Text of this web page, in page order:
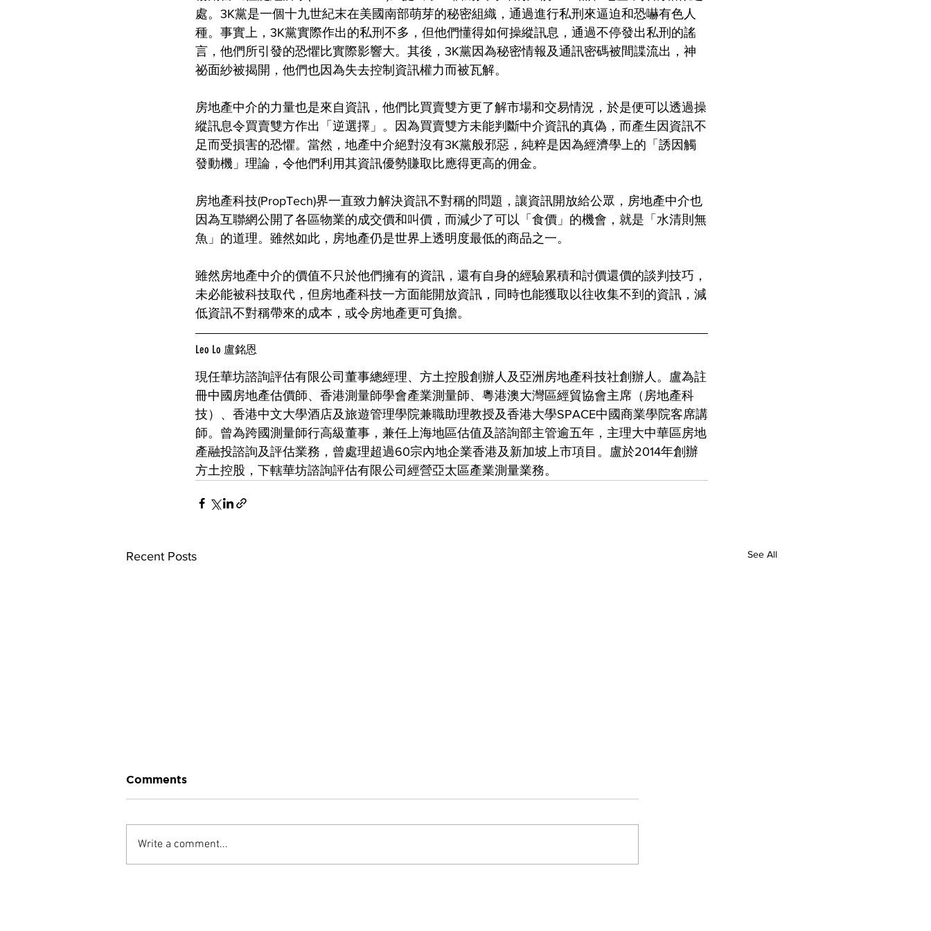
處。3K黨是一個十九世紀末在美國南部萌芽的秘密組織，通過進行私刑來逼迫和恐嚇有色人
種。事實上，3K黨實際作出的私刑不多，但他們懂得如何操縱訊息，通過不停發出私刑的謠
言，他們所引發的恐懼比實際影響大。其後，3K黨因為秘密情報及通訊密碼被間諜流出，神
祕面紗被揭開，他們也因為失去控制資訊權力而被瓦解。
房地產中介的力量也是來自資訊，他們比買賣雙方更了解市場和交易情況，於是便可以透過操
縱訊息令買賣雙方作出「逆選擇」。因為買賣雙方未能判斷中介資訊的真偽，而產生因資訊不
足而受損害的恐懼。當然，地產中介絕對沒有3K黨般邪惡，純粹是因為經濟學上的「誘因觸
發動機」理論，令他們利用其資訊優勢賺取比應得更高的佣金。
房地產科技(PropTech)界一直致力解決資訊不對稱的問題，讓資訊開放給公眾，房地產中介也
因為互聯網公開了各區物業的成交價和叫價，而減少了可以「食價」的機會，就是「水清則無
魚」的道理。雖然如此，房地產仍是世界上透明度最低的商品之一。
雖然房地產中介的價值不只於他們擁有的資訊，還有自身的經驗累積和討價還價的談判技巧，
未必能被科技取代，但房地產科技一方面能開放資訊，同時也能獲取以往收集不到的資訊，減
低資訊不對稱帶來的成本，或令房地產更可負擔。
Leo Lo 盧銘恩
現任華坊諮詢評估有限公司董事總經理、方土控股創辦人及亞洲房地產科技社創辦人。盧為註
冊中國房地產估價師、香港測量師學會產業測量師、粵港澳​​大灣區經貿協會主席（房地產科
技）、香港中文大學酒店及旅遊管理學院兼職助理教授及香港大學SPACE中國商業學院客席講
師。曾為跨國測量師行高級董事，兼任上海地區估值及諮詢部主管逾五年，主理大中華區房地
產融投諮詢及評估業務，曾處理超過60宗內地企業香港及新加坡上市項目。盧於2014年創辦
方土控股，下轄華坊諮詢評估有限公司經營亞太區產業測量業務。
Recent Posts See All
Comments
Write a comment...